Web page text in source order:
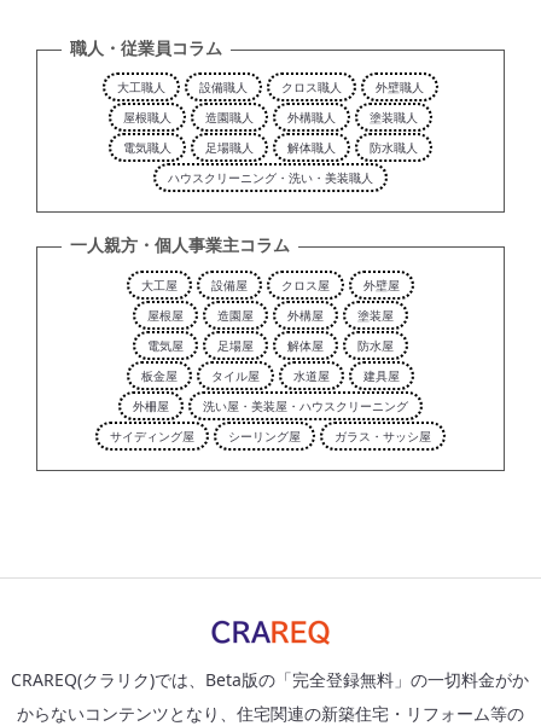
職人・従業員コラム
大工職人 設備職人 クロス職人
外壁職人
屋根職人
造園職人 外構職人
塗装職人
電気職人
足場職人 解体職人
防水職人
ハウスクリーニング・洗い・美装職人
一人親方・個人事業主コラム
大工屋 設備屋 クロス屋
外壁屋
屋根屋
造園屋 外構屋
塗装屋
電気屋
足場屋 解体屋
防水屋
板金屋
タイル屋 水道屋
建具屋
外柵屋
洗い屋・美装屋・ハウスクリーニング
サイディング屋
シーリング屋 ガラス・サッシ屋
CRAREQ(クラリク)では、Beta版の「完全登録無料」の一切料金がか
からないコンテンツとなり、住宅関連の新築住宅・リフォーム等の